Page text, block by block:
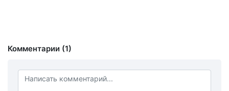
Комментарии (1)